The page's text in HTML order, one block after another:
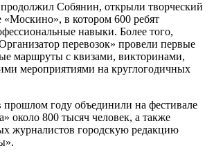
Собянин, открыли творческий
«Москино», в котором 600 ребят
навыки. Более того,
перевозок» провели первые
маршруты с квизами, викторинами,
мероприятиями на круглогодичных
прошлом году объединили на фестивале
около 800 тысяч человек, а также
журналистов городскую редакцию